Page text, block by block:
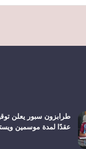
طرابزون سبور يعلن
عقدًا لمدة موسمين